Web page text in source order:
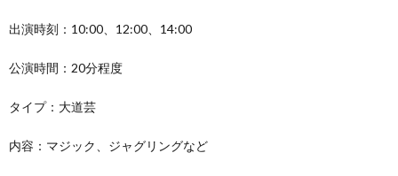
出演時刻：10:00、12:00、14:00
公演時間：20分程度
タイプ：大道芸
内容：マジック、ジャグリングなど